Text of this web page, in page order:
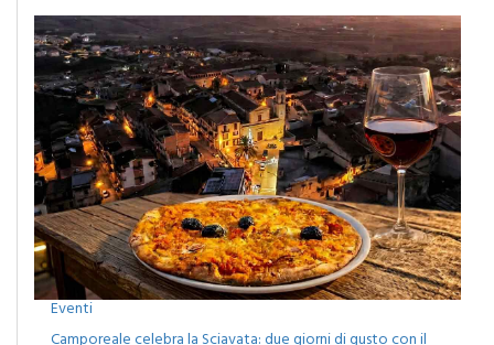
Eventi
Camporeale celebra la Sciavata: due giorni di gusto con il
concerto dei Ricchi e Poveri